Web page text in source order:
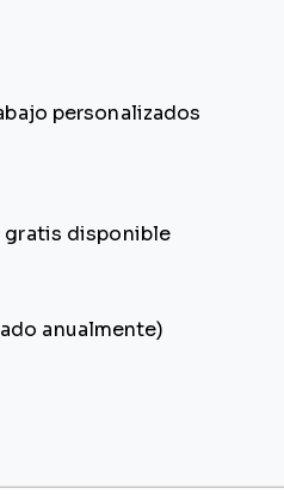
personalizados
gratis disponible
anualmente)